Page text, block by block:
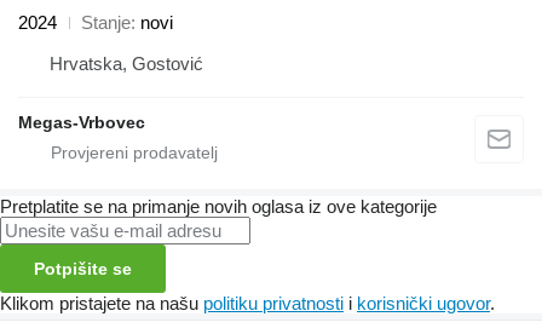
2024
Stanje novi
Hrvatska, Gostović
Megas-Vrbovec
Pretplatite se na primanje novih oglasa iz ove kategorije
Potpišite se
Klikom pristajete na našu politiku privatnosti i korisnički ugovor.